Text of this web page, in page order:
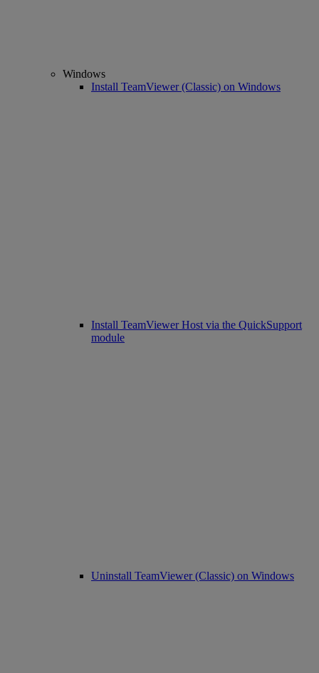
Windows
Install TeamViewer (Classic) on Windows
Install TeamViewer Host via the QuickSupport
module
Uninstall TeamViewer (Classic) on Windows